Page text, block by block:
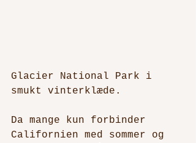
Glacier National Park i
smukt vinterklæde.
Da mange kun forbinder
Californien med sommer og